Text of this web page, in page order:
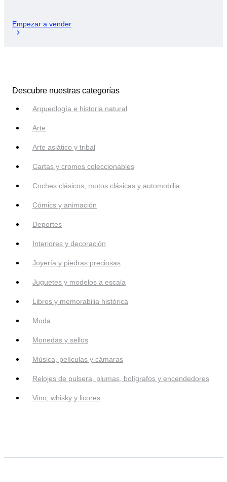
Empezar a vender
Descubre nuestras categorías
Arqueología e historia natural
Arte
Arte asiático y tribal
Cartas y cromos coleccionables
Coches clásicos, motos clásicas y automobilia
Cómics y animación
Deportes
Interiores y decoración
Joyería y piedras preciosas
Juguetes y modelos a escala
Libros y memorabilia histórica
Moda
Monedas y sellos
Música, películas y cámaras
Relojes de pulsera, plumas, bolígrafos y encendedores
Vino, whisky y licores